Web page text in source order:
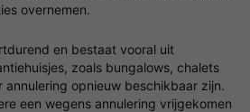
overnemen.
en bestaat vooral uit
zoals bungalows, chalets
annulering opnieuw beschikbaar zijn.
een wegens annulering vrijgekomen